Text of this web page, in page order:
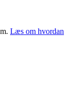
Læs om hvordan